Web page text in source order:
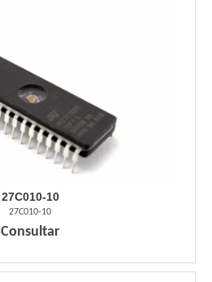
27C010-10
27C010-10
Consultar